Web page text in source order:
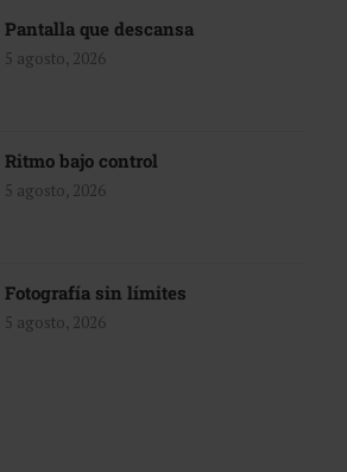
Pantalla que descansa
5 agosto, 2026
Ritmo bajo control
5 agosto, 2026
Fotografía sin límites
5 agosto, 2026